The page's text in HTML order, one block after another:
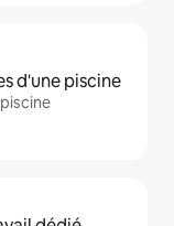
d'une piscine